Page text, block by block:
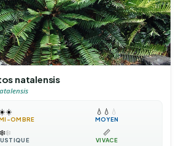
natalensis
☀️
OMBRE
💧 💧 💧
MOYEN
❄️❄️ 📏
VIVACE